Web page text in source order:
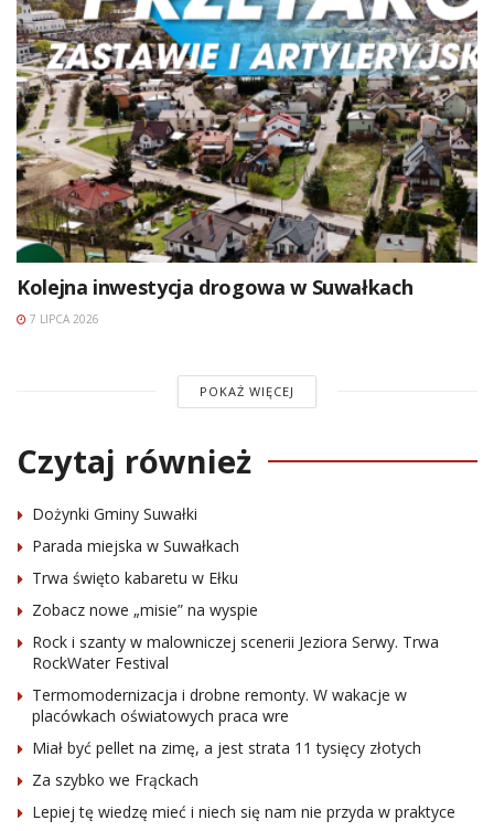
Kolejna inwestycja drogowa w Suwałkach
7 LIPCA 2026
POKAŻ WIĘCEJ
Czytaj również
Dożynki Gminy Suwałki
Parada miejska w Suwałkach
Trwa święto kabaretu w Ełku
Zobacz nowe „misie” na wyspie
Rock i szanty w malowniczej scenerii Jeziora Serwy. Trwa
RockWater Festival
Termomodernizacja i drobne remonty. W wakacje w
placówkach oświatowych praca wre
Miał być pellet na zimę, a jest strata 11 tysięcy złotych
Za szybko we Frąckach
Lepiej tę wiedzę mieć i niech się nam nie przyda w praktyce